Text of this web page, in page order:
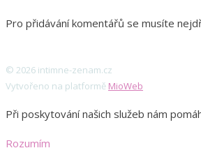
Pro přidávání komentářů se musíte
© 2026 intimne-zenam.cz
Vytvořeno na platformě MioWeb
Při poskytování našich služeb nám
Rozumím